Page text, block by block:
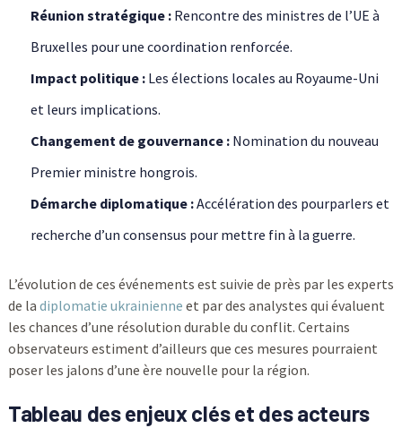
Réunion stratégique :Rencontre des ministres de l’UE à
Bruxelles pour une coordination renforcée.
Impact politique :Les élections locales au Royaume-Uni
et leurs implications.
Changement de gouvernance :Nomination du nouveau
Premier ministre hongrois.
Démarche diplomatique :Accélération des pourparlers et
recherche d’un consensus pour mettre fin à la guerre.
L’évolution de ces événements est suivie de près par les experts
de la diplomatie ukrainienne et par des analystes qui évaluent
les chances d’une résolution durable du conflit. Certains
observateurs estiment d’ailleurs que ces mesures pourraient
poser les jalons d’une ère nouvelle pour la région.
Tableau des enjeux clés et des acteurs